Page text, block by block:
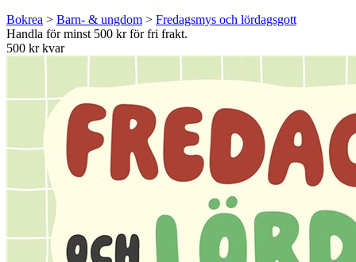
Bokrea > Barn- & ungdom > Fredagsmys och lördagsgott
Handla för minst 500 kr för fri frakt.
500 kr kvar